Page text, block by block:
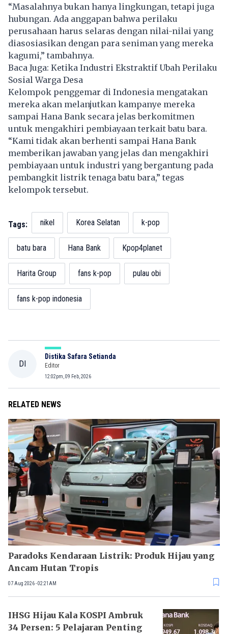
“Masalahnya bukan hanya lingkungan, tetapi juga
hubungan. Ada anggapan bahwa perilaku
perusahaan harus selaras dengan nilai-nilai yang
diasosiasikan dengan para seniman yang mereka
kagumi,” tambahnya.
Baca Juga: Ketika Industri Ekstraktif Ubah Perilaku
Sosial Warga Desa
Kelompok penggemar di Indonesia mengatakan
mereka akan melanjutkan kampanye mereka
sampai Hana Bank secara jelas berkomitmen
untuk mengakhiri pembiayaan terkait batu bara.
“Kami tidak akan berhenti sampai Hana Bank
memberikan jawaban yang jelas dan mengakhiri
pembiayaan untuk industri yang bergantung pada
pembangkit listrik tenaga batu bara,” tegas
kelompok tersebut.
Tags: nikel Korea Selatan k-pop
batu bara Hana Bank Kpop4planet
Harita Group fans k-pop pulau obi
fans k-pop indonesia
DI
Distika Safara Setianda
Editor
12:02pm, 09 Feb, 2026
RELATED NEWS
Paradoks Kendaraan Listrik: Produk Hijau yang
Ancam Hutan Tropis
07 Aug 2026 - 02:21AM
IHSG Hijau Kala KOSPI Ambruk
34 Persen: 5 Pelajaran Penting